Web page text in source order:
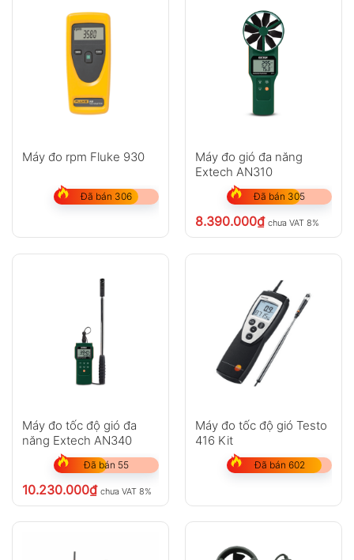
Máy đo rpm Fluke 930
Đã bán 306
Máy đo gió đa năng
Extech AN310
Đã bán 305
8.390.000₫ chưa VAT 8%
Máy đo tốc độ gió đa
năng Extech AN340
Đã bán 55
10.230.000₫ chưa VAT 8%
Máy đo tốc độ gió Testo
416 Kit
Đã bán 602